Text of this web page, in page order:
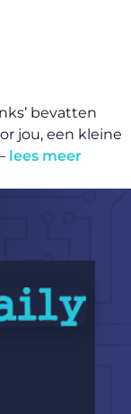
bevatten
jou, een kleine
lees meer